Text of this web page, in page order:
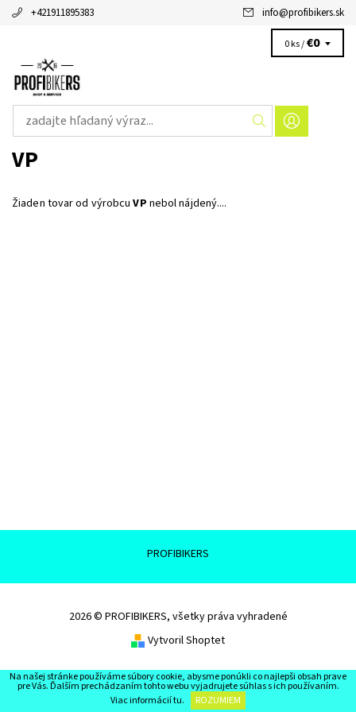
+421911895383 info@profibikers.sk
0 ks /€0
VP
Žiaden tovar od výrobcuVP nebol nájdený....
PROFIBIKERS
2026 © PROFIBIKERS, všetky práva vyhradené
Vytvoril Shoptet
Na našej stránke používáme súbory cookie, abysme ponúkli co najlepši obsah prave
pre Vás. Ďalším prechádzaním tohto webu vyjadrujete súhlas s ich používaním.
Viac informáciítu. ROZUMIEM